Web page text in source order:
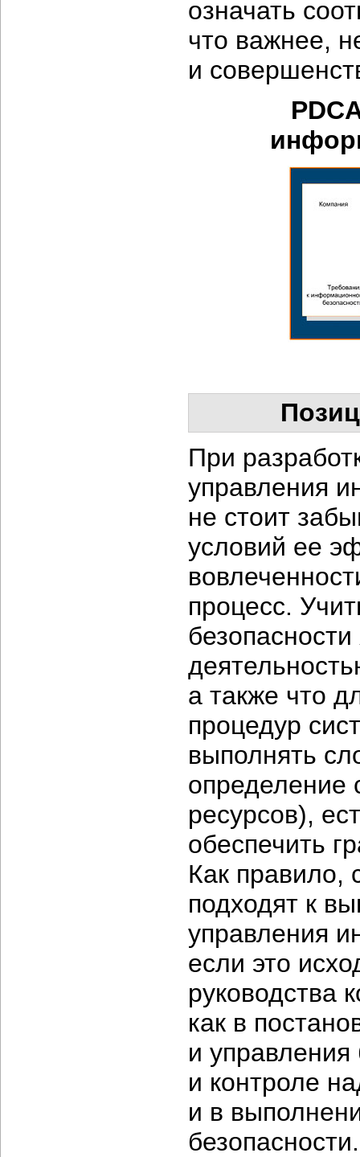
означать
что важнее,
и
При
управления
не стоит
условий ее
процесс.
а также что
процедур
выполнять
определение
ресурсов),
обеспечить
Как правило,
подходят к
управления
если это
руководства
как в
и управления
и контроле
и в
безопасности.